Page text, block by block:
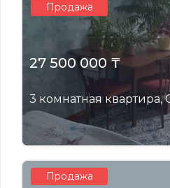
Продажа
27 500 000 ₸
3 комнатная квартира,
Продажа